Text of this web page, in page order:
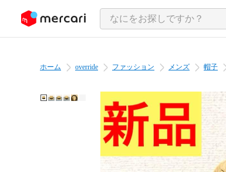
ツにスキップ
ホーム override ファッション メンズ 帽子